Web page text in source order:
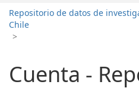
Repositorio de datos de
Chile
>
Cuenta -